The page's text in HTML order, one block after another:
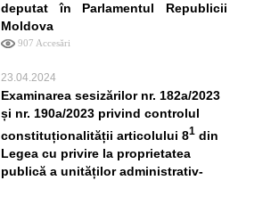
deputat în Parlamentul Republicii
Moldova
907 Accesări
23.04.2024
Examinarea sesizărilor nr. 182a/2023
și nr. 190a/2023 privind controlul
constituționalității articolului 81 din
Legea cu privire la proprietatea
publică a unităților administrativ-